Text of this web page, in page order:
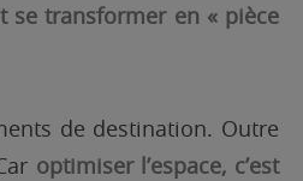
se transformer en « pièce
de destination. Outre
optimiser l’espace, c’est